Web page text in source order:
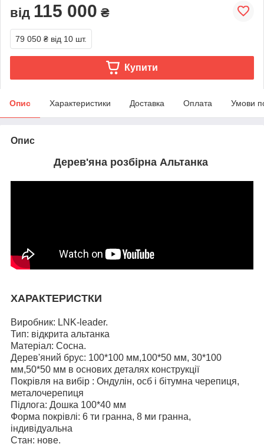
від 115 000 ₴
79 050 ₴ від 10 шт.
Купити
Опис Характеристики Доставка Оплата Умови
Опис
Дерев'яна розбірна Альтанка
ХАРАКТЕРИСТКИ
Виробник: LNK-leader.
Тип: відкрита альтанка
Матеріал: Сосна.
Дерев'яний брус: 100*100 мм,100*50 мм, 30*100
мм,50*50 мм в основих деталях конструкції
Покрівля на вибір : Ондулін, осб і бітумна черепиця,
металочерепиця
Підлога: Дошка 100*40 мм
Форма покрівлі: 6 ти гранна, 8 ми гранна,
індивідуальна
Стан: нове.